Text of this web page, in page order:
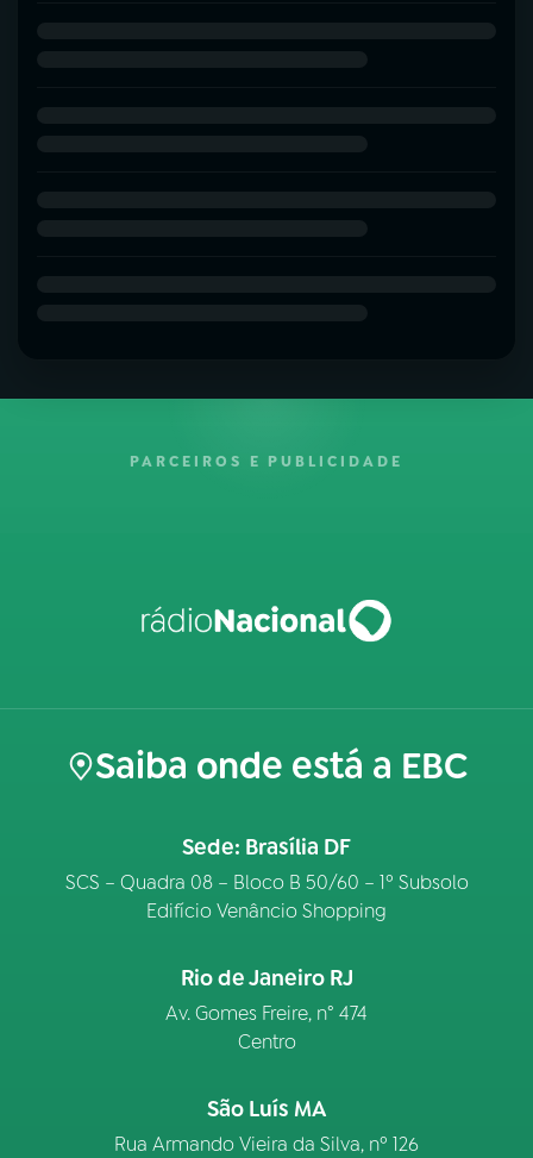
PARCEIROS E PUBLICIDADE
Saiba onde está a EBC
Sede: Brasília DF
SCS – Quadra 08 – Bloco B 50/60 – 1º Subsolo
Edifício Venâncio Shopping
Rio de Janeiro RJ
Av. Gomes Freire, n° 474
Centro
São Luís MA
Rua Armando Vieira da Silva, nº 126